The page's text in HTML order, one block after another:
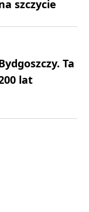
szczycie
Ta
lat